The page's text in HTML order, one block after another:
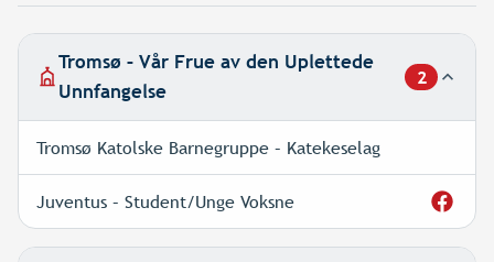
Tromsø – Vår Frue av den Uplettede
Unnfangelse
2
lokallag
Tromsø Katolske Barnegruppe – Katekeselag
Juventus – Student/Unge Voksne